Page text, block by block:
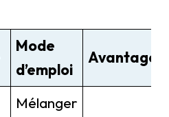
Mode
d’emploi
Avantages
Mélanger